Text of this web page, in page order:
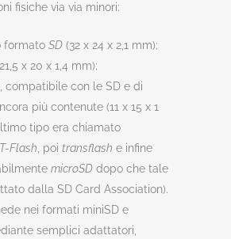
fisiche via via minori:
formato SD (32 x 24 x 2,1 mm);
x 20 x 1,4 mm);
, compatibile con le SD e di
più contenute (11 x 15 x 1
tipo era chiamato
T-Flash , poi transflash e infine
microSD dopo che tale
dalla SD Card Association).
nei formati miniSD e
semplici adattatori,